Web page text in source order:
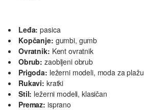
Leđa: pasica
Kopčanje: gumbi, gumb
Ovratnik: Kent ovratnik
Obrub: zaobljeni obrub
Prigoda: ležerni modeli, moda za plažu
Rukavi: kratki
Stil: ležerni modeli, klasičan
Premaz: isprano